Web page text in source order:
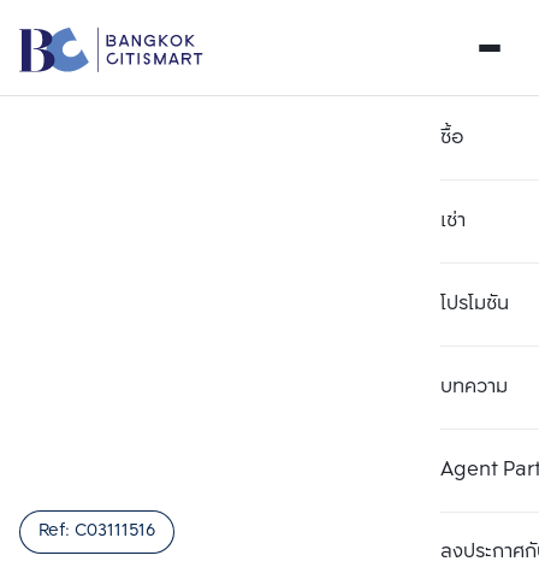
ซื้อ
เช่า
โปรโมชัน
บทความ
Agent
ลงประกาศกั
Ref: C03111516